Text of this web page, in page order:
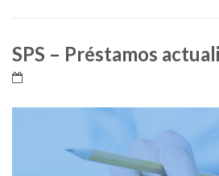
SPS – Préstamos